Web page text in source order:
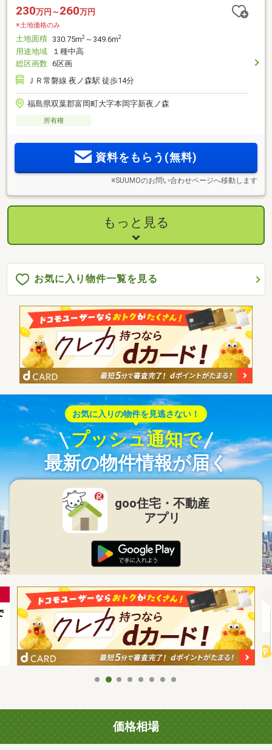
230万円～ 260万円
※土地価格のみ
土地面積 330.75m2 ～349.6m2
用途地域
１種中高
総区画数 6区画
ＪＲ常磐線 夜ノ森駅 徒歩14分
福島県双葉郡富岡町大字本岡字新夜ノ森
所有権
資料をもらう(無料)
※SUUMOのお問い合わせページへ移動します
もっと見る
お気に入り物件一覧を見る
お気に入りの物件を見逃さない！
プッシュ通知で
最新の物件情報が届く
goo住宅・不動産
アプリ
価格相場